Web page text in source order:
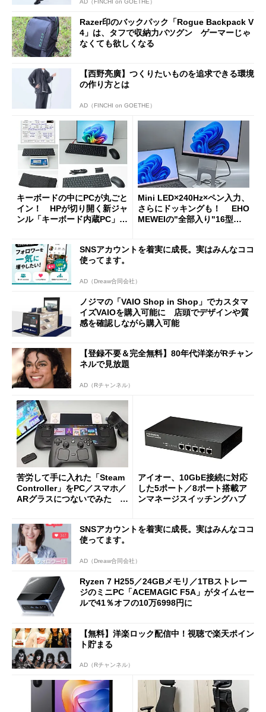
Razer印のバックパック「Rogue Backpack V
4」は、タフで収納力バツグン ゲーマーじゃ
なくても欲しくなる
【西野亮廣】つくりたいものを追求できる環境
の作り方とは
AD（FINCHI on GOETHE）
キーボードの中にPCが丸ごと
イン！ HPが切り開く新ジャ
ンル「キーボード内蔵PC」の
Mini LED×240Hz×ペン入力、
さらにドッキングも！ EHO
MEWEIの"全部入り"16型モ
SNSアカウントを着実に成長。実はみんなココ
使ってます。
AD（Dreaw合同会社）
ノジマの「VAIO Shop in Shop」でカスタマ
イズVAIOを購入可能に 店頭でデザインや質
感を確認しながら購入可能
【登録不要＆完全無料】80年代洋楽がRチャン
ネルで見放題
AD（Rチャンネル）
苦労して手に入れた「Steam
Controller」をPC／スマホ／
ARグラスにつないでみた ゲ
アイオー、10GbE接続に対応
した5ポート／8ポート搭載ア
ンマネージスイッチングハブ
SNSアカウントを着実に成長。実はみんなココ
使ってます。
AD（Dreaw合同会社）
Ryzen 7 H255／24GBメモリ／1TBストレー
ジのミニPC「ACEMAGIC F5A」がタイムセー
ルで41％オフの10万6998円に
【無料】洋楽ロック配信中！視聴で楽天ポイン
ト貯まる
AD（Rチャンネル）